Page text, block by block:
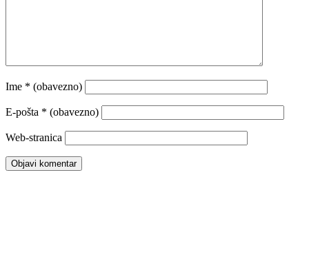
Ime * (obavezno)
E-pošta * (obavezno)
Web-stranica